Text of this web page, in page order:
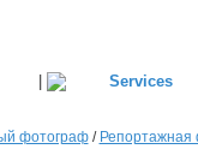
|
фотограф/ Репортажная